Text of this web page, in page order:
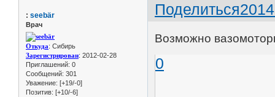
Поделиться
: seebär
Врач
Откуда: Сибирь
Зарегистрирован: 2012-02-28
Приглашений: 0
Сообщений: 301
Уважение: [+19/-0]
Позитив: [+10/-6]
Возможно
0